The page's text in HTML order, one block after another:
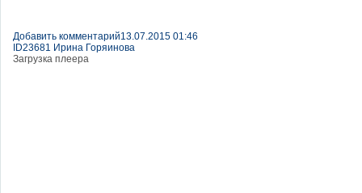
Добавить комментарий13.07.2015 01:46
ID23681 Ирина Горяинова
Загрузка плеера